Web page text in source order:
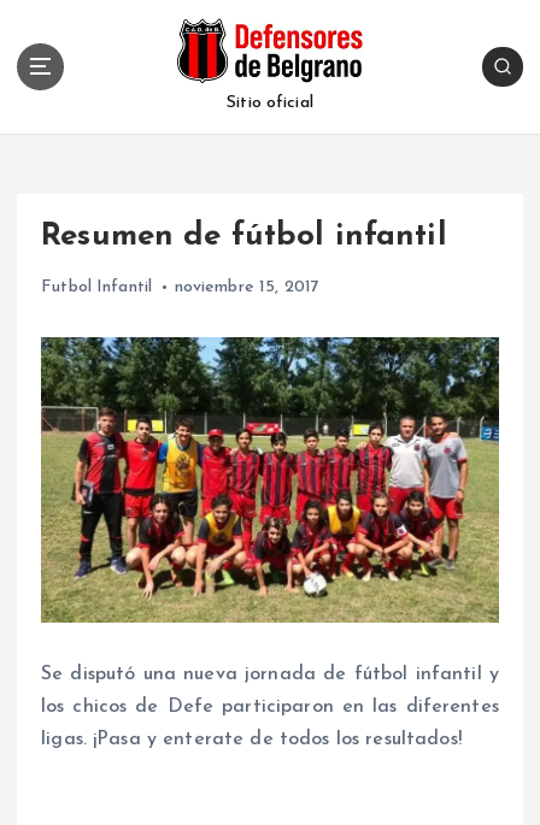
Sitio oficial
Resumen de fútbol infantil
Futbol Infantil noviembre 15, 2017
Se disputó una nueva jornada de fútbol infantil y
los chicos de Defe participaron en las diferentes
ligas. ¡Pasa y enterate de todos los resultados!